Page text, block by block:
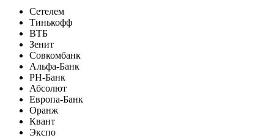
Сетелем
Тинькофф
ВТБ
Зенит
Совкомбанк
Альфа-Банк
РН-Банк
Абсолют
Европа-Банк
Оранж
Квант
Экспо